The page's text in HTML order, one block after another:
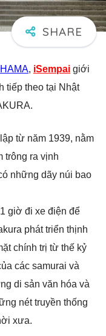
, iSempai giới
tiếp theo tại Nhật
từ năm 1939, nằm
trông ra vịnh
những dãy núi bao
giờ đi xe điện để
phát triển thịnh
chính trị từ thế kỷ
các samurai và
di sản văn hóa và
nét truyền thống
xưa.